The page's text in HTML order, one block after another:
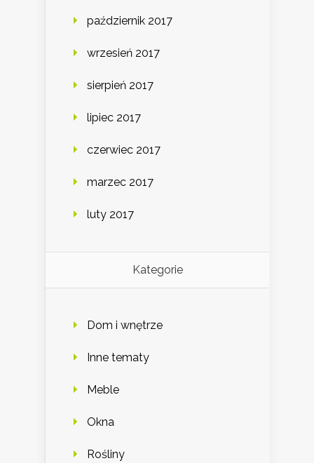
październik 2017
wrzesień 2017
sierpień 2017
lipiec 2017
czerwiec 2017
marzec 2017
luty 2017
Kategorie
Dom i wnętrze
Inne tematy
Meble
Okna
Rośliny